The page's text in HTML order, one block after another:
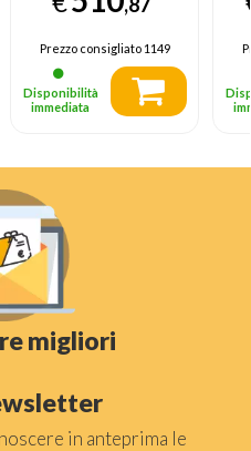
Prezzo consigliato1149
Disponibilità
immediata
migliori
in anteprima le